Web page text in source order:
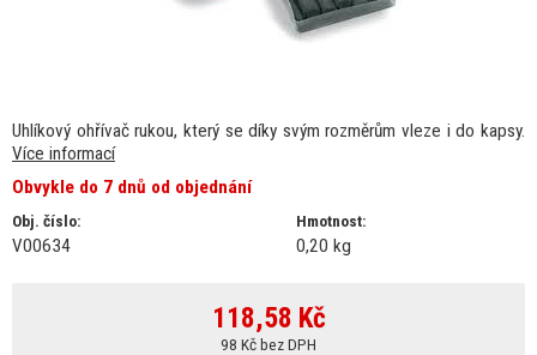
Uhlíkový ohřívač rukou, který se díky svým rozměrům vleze i do kapsy.
Více informací
Obvykle do 7 dnů od objednání
Obj. číslo:
V00634
Hmotnost:
0,20 kg
118,58 Kč
98 Kč bez DPH